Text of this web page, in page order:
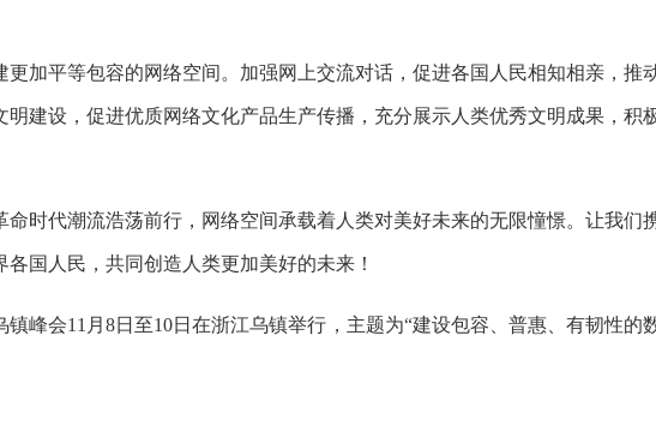
平等包容的网络空间。加强网上交流对话，促进各国人民相知相亲，推
明建设，促进优质网络文化产品生产传播，充分展示人类优秀文明成果，积
代潮流浩荡前行，网络空间承载着人类对美好未来的无限憧憬。让我们
国人民，共同创造人类更加美好的未来！
峰会11月8日至10日在浙江乌镇举行，主题为“建设包容、普惠、有韧性